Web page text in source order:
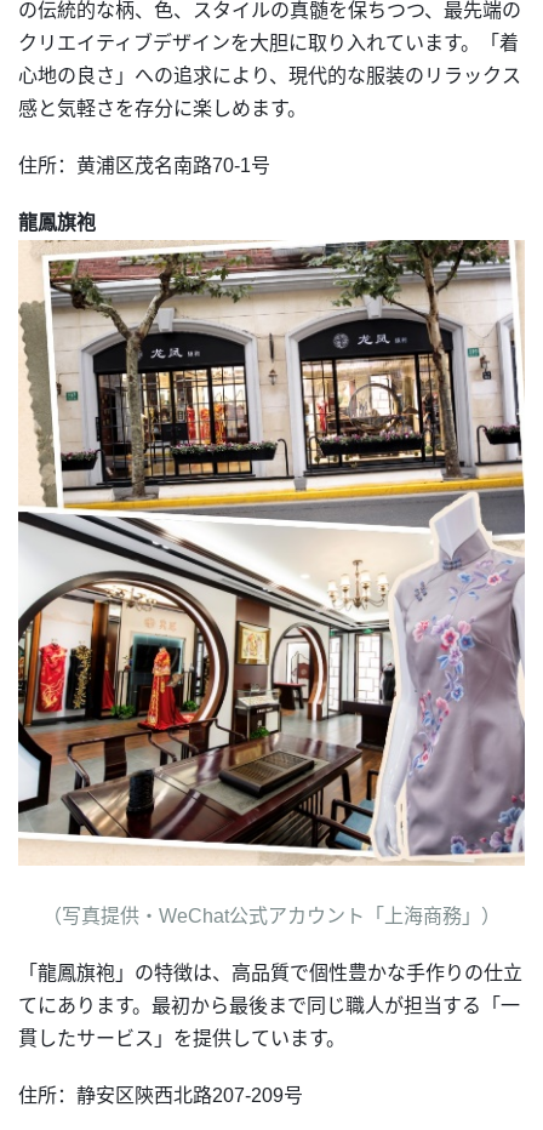
の伝統的な柄、色、スタイルの真髄を保ちつつ、最先端の
クリエイティブデザインを大胆に取り入れています。「着
心地の良さ」への追求により、現代的な服装のリラックス
感と気軽さを存分に楽しめます。
住所：黄浦区茂名南路70-1号
龍鳳旗袍
（写真提供・WeChat公式アカウント「上海商務」）
「龍鳳旗袍」の特徴は、高品質で個性豊かな手作りの仕立
てにあります。最初から最後まで同じ職人が担当する「一
貫したサービス」を提供しています。
住所：静安区陝西北路207-209号